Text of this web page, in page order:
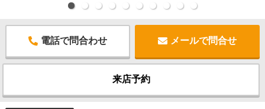
電話で問合わせ メールで問合せ
来店予約